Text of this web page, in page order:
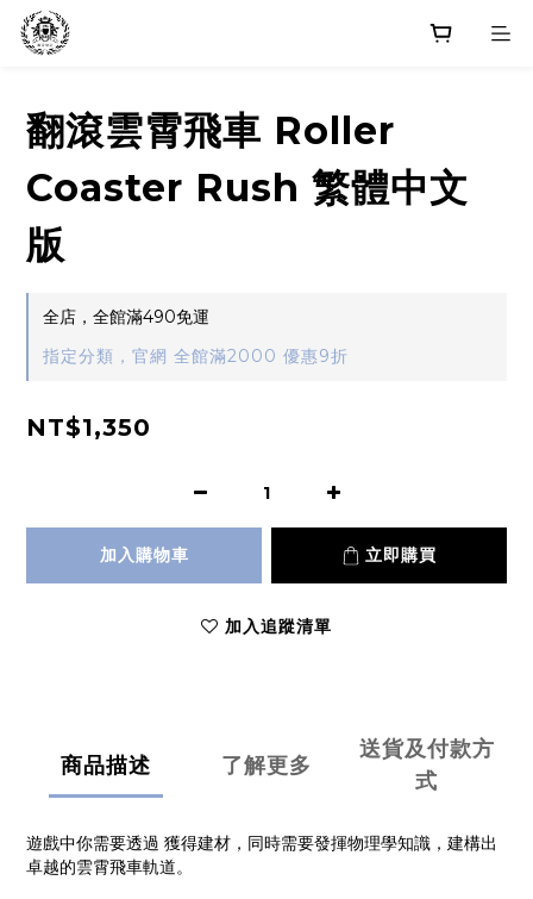
翻滾雲霄飛車 Roller
Coaster Rush 繁體中文
版
全店，全館滿490免運
指定分類，官網 全館滿2000 優惠9折
NT$1,350
加入購物車 立即購買
加入追蹤清單
商品描述 了解更多
送貨及付款方
式
遊戲中你需要透過 獲得建材，同時需要發揮物理學知識，建構出
卓越的雲霄飛車軌道。